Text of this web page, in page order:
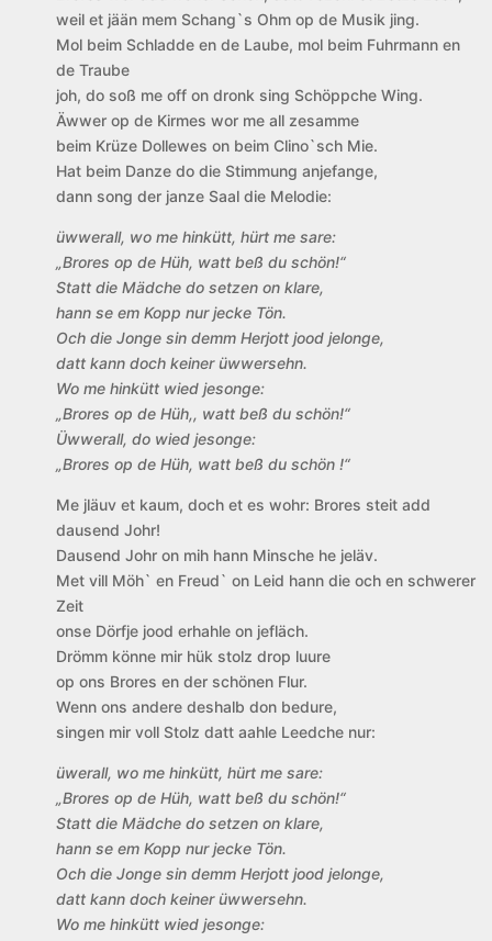
weil et jään mem Schang`s Ohm op de Musik jing.
Mol beim Schladde en de Laube, mol beim Fuhrmann en
de Traube
joh, do soß me off on dronk sing Schöppche Wing.
Äwwer op de Kirmes wor me all zesamme
beim Krüze Dollewes on beim Clino`sch Mie.
Hat beim Danze do die Stimmung anjefange,
dann song der janze Saal die Melodie:
üwwerall, wo me hinkütt, hürt me sare:
„Brores op de Hüh, watt beß du schön!“
Statt die Mädche do setzen on klare,
hann se em Kopp nur jecke Tön.
Och die Jonge sin demm Herjott jood jelonge,
datt kann doch keiner üwwersehn.
Wo me hinkütt wied jesonge:
„Brores op de Hüh,, watt beß du schön!“
Üwwerall, do wied jesonge:
„Brores op de Hüh, watt beß du schön !“
Me jläuv et kaum, doch et es wohr: Brores steit add
dausend Johr!
Dausend Johr on mih hann Minsche he jeläv.
Met vill Möh` en Freud` on Leid hann die och en schwerer
Zeit
onse Dörfje jood erhahle on jefläch.
Drömm könne mir hük stolz drop luure
op ons Brores en der schönen Flur.
Wenn ons andere deshalb don bedure,
singen mir voll Stolz datt aahle Leedche nur:
üwerall, wo me hinkütt, hürt me sare:
„Brores op de Hüh, watt beß du schön!“
Statt die Mädche do setzen on klare,
hann se em Kopp nur jecke Tön.
Och die Jonge sin demm Herjott jood jelonge,
datt kann doch keiner üwwersehn.
Wo me hinkütt wied jesonge: